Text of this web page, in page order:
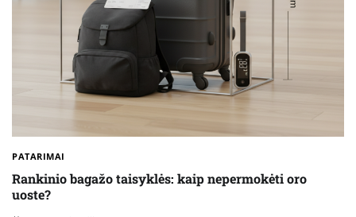
PATARIMAI
Rankinio bagažo taisyklės: kaip nepermokėti oro
uoste?